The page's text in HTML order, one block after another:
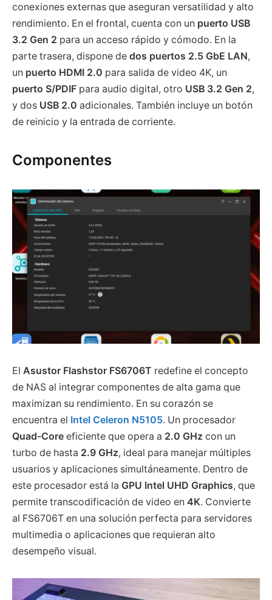
conexiones externas que aseguran versatilidad y alto
rendimiento. En el frontal, cuenta con un puerto USB
3.2 Gen 2 para un acceso rápido y cómodo. En la
parte trasera, dispone de dos puertos 2.5 GbE LAN,
un puerto HDMI 2.0 para salida de video 4K, un
puerto S/PDIF para audio digital, otro USB 3.2 Gen 2,
y dos USB 2.0 adicionales. También incluye un botón
de reinicio y la entrada de corriente.
Componentes
El Asustor Flashstor FS6706T redefine el concepto
de NAS al integrar componentes de alta gama que
maximizan su rendimiento. En su corazón se
encuentra el Intel Celeron N5105. Un procesador
Quad-Core eficiente que opera a 2.0 GHz con un
turbo de hasta 2.9 GHz, ideal para manejar múltiples
usuarios y aplicaciones simultáneamente. Dentro de
este procesador está la GPU Intel UHD Graphics, que
permite transcodificación de video en 4K. Convierte
al FS6706T en una solución perfecta para servidores
multimedia o aplicaciones que requieran alto
desempeño visual.